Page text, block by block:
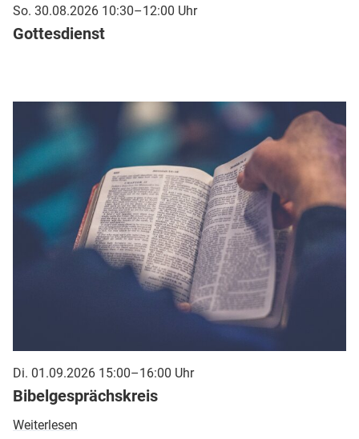
So. 30.08.2026 10:30–12:00 Uhr
Gottesdienst
Di. 01.09.2026 15:00–16:00 Uhr
Bibelgesprächskreis
Weiterlesen